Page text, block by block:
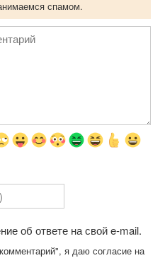
спамом.
об ответе на свой e-mail.
я даю согласие на